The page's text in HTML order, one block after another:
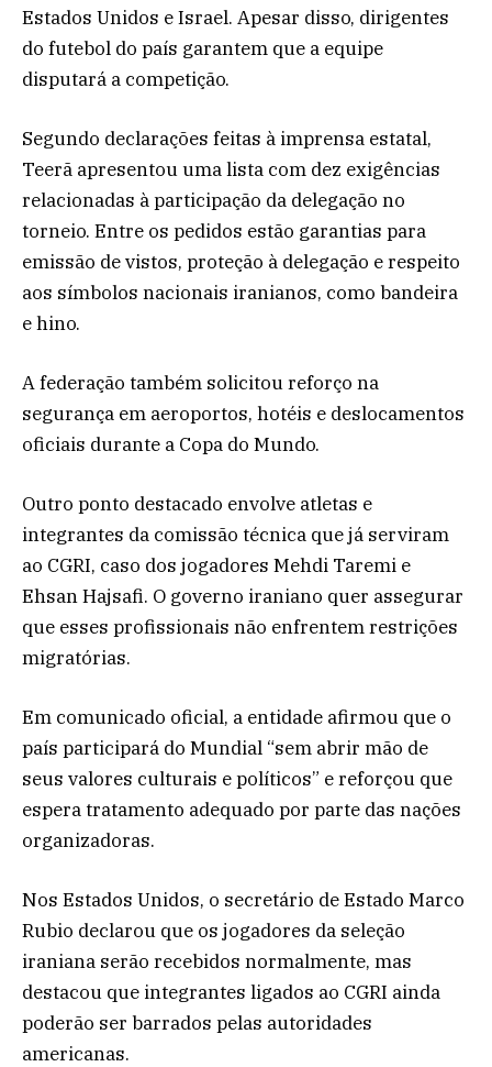
Estados Unidos e Israel. Apesar disso, dirigentes
do futebol do país garantem que a equipe
disputará a competição.
Segundo declarações feitas à imprensa estatal,
Teerã apresentou uma lista com dez exigências
relacionadas à participação da delegação no
torneio. Entre os pedidos estão garantias para
emissão de vistos, proteção à delegação e respeito
aos símbolos nacionais iranianos, como bandeira
e hino.
A federação também solicitou reforço na
segurança em aeroportos, hotéis e deslocamentos
oficiais durante a Copa do Mundo.
Outro ponto destacado envolve atletas e
integrantes da comissão técnica que já serviram
ao CGRI, caso dos jogadores Mehdi Taremi e
Ehsan Hajsafi. O governo iraniano quer assegurar
que esses profissionais não enfrentem restrições
migratórias.
Em comunicado oficial, a entidade afirmou que o
país participará do Mundial “sem abrir mão de
seus valores culturais e políticos” e reforçou que
espera tratamento adequado por parte das nações
organizadoras.
Nos Estados Unidos, o secretário de Estado Marco
Rubio declarou que os jogadores da seleção
iraniana serão recebidos normalmente, mas
destacou que integrantes ligados ao CGRI ainda
poderão ser barrados pelas autoridades
americanas.